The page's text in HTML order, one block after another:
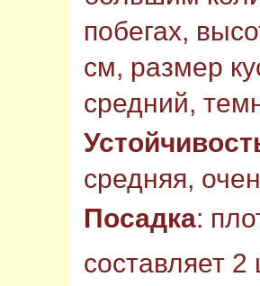
побегах,
см, размер
средний,
средняя,
Посадка:
составляет